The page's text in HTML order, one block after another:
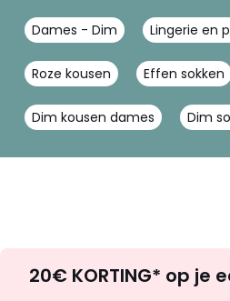
Dames - Dim Lingerie en
Roze kousen Effen sokken
Dim kousen dames Dim
20€ KORTING* op je